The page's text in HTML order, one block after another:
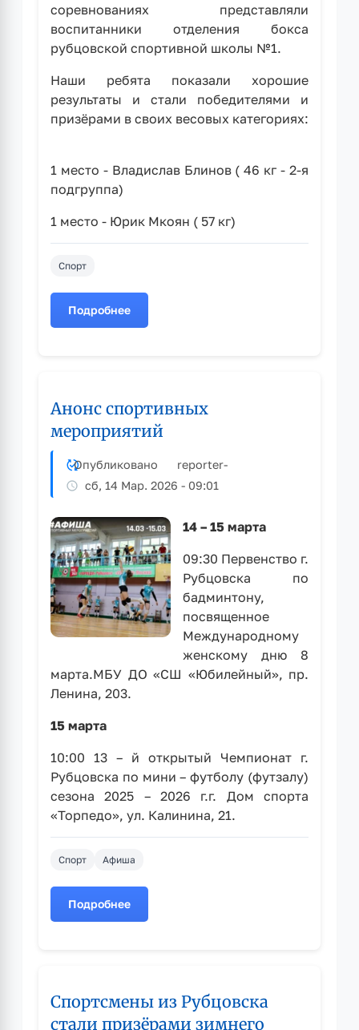
соревнованиях представляли
воспитанники отделения бокса
рубцовской спортивной школы №1. ⁣
Наши ребята показали хорошие
результаты и стали победителями и
призёрами в своих весовых категориях:
1 место - Владислав Блинов ( 46 кг - 2-я
подгруппа)
1 место - Юрик Мкоян ( 57 кг)
Спорт
Подробнее
о
Первенстве
Алтайского
края
по
Анонс спортивных
мероприятий ⁣
Опубликовано reporter-
сб, 14 Мар. 2026 - 09:01
14 – 15 марта
09:30 Первенство г.
Рубцовска по
бадминтону,
посвященное
Международному
женскому дню 8
марта.МБУ ДО «СШ «Юбилейный», пр.
Ленина, 203.
⁣15 марта
10:00 13 – й открытый Чемпионат г.
Рубцовска по мини – футболу (футзалу)
сезона 2025 – 2026 г.г. Дом спорта
«Торпедо», ул. Калинина, 21.
Спорт Афиша
Подробнее
о
Спортсмены из Рубцовска
стали призёрами зимнего